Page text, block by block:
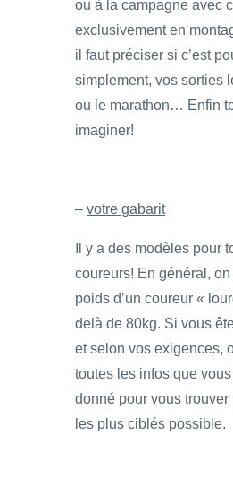
ou à la campagne avec
exclusivement en
il faut préciser si c’est
simplement, vos sorties
ou le marathon… Enfin
imaginer!
– votre gabarit
Il y a des modèles pour
coureurs! En général,
poids d’un coureur «
delà de 80kg. Si vous
et selon vos exigences,
toutes les infos que
donné pour vous
les plus ciblés possible.